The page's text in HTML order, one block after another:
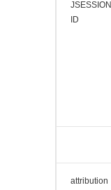
JSESSION
ID
attribution